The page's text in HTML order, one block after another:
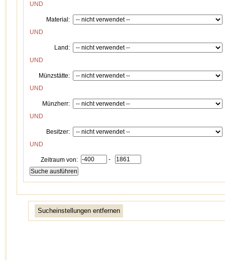
UND
Material:
UND
Land:
UND
Münzstätte:
UND
Münzherr:
UND
Besitzer:
UND
Zeitraum von: -
Sucheinstellungen entfernen